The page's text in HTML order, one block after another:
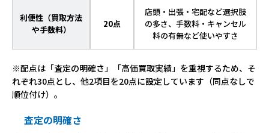
利便性（買取方法
や手数料）
20点
店頭・出張・宅配など選択肢
の多さ、手数料・キャンセル
料の有無など使いやすさ
※配点は「査定の明確さ」「高価買取実績」を重視するため、そ
れぞれ30点とし、他2項目を20点に設定しています（同点なしで
順位付け）。
査定の明確さ